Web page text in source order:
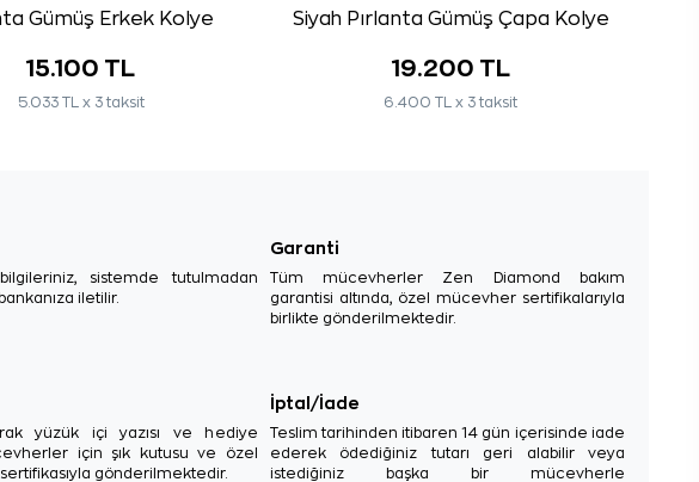
Gümüş Erkek Kolye
15.100 TL
5.033 TL x 3 taksit
Siyah Pırlanta Gümüş Çapa Kolye
19.200 TL
6.400 TL x 3 taksit
sistemde tutulmadan
iletilir.
Garanti
Tüm mücevherler Zen Diamond bakım
garantisi altında, özel mücevher sertifikalarıyla
birlikte gönderilmektedir.
yüzük içi yazısı ve hediye
için şık kutusu ve özel
sertifikasıyla gönderilmektedir.
İptal/İade
Teslim tarihinden itibaren 14 gün içerisinde iade
ederek ödediğiniz tutarı geri alabilir veya
istediğiniz başka bir mücevherle